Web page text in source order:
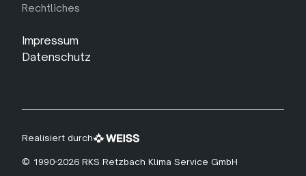
Rechtliches
Impressum
Datenschutz
© 1990-2026 RKS Retzbach Klima Service GmbH
Realisiert durch